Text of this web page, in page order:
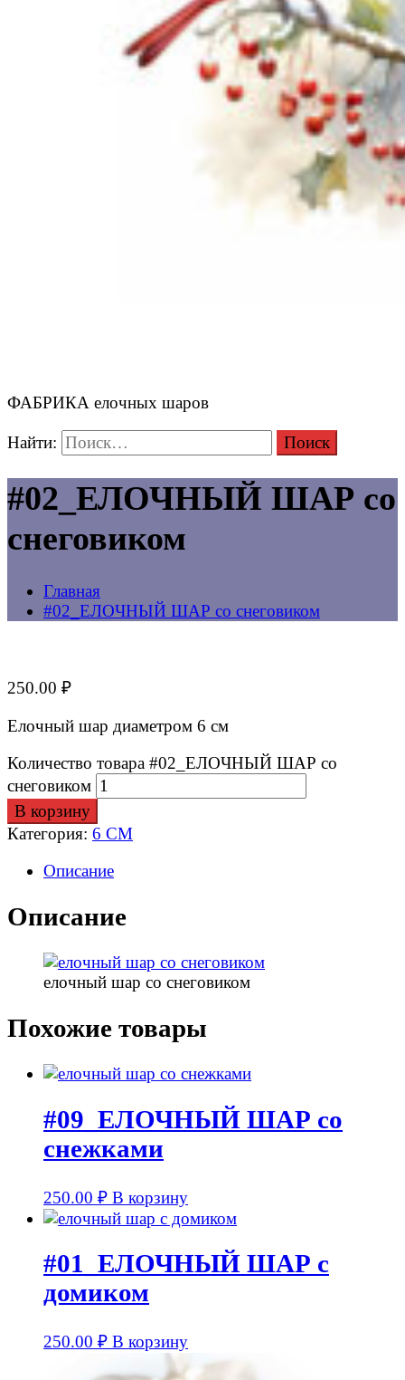
ФАБРИКА елочных шаров
Найти:
#02_ЕЛОЧНЫЙ ШАР со
снеговиком
Главная
#02_ЕЛОЧНЫЙ ШАР со снеговиком
250.00 ₽
Елочный шар диаметром 6 см
Количество товара #02_ЕЛОЧНЫЙ ШАР со
снеговиком
В корзину
Категория: 6 СМ
Описание
Описание
елочный шар со снеговиком
Похожие товары
#09_ЕЛОЧНЫЙ ШАР со
снежками
250.00 ₽ В корзину
#01_ЕЛОЧНЫЙ ШАР с
домиком
250.00 ₽ В корзину